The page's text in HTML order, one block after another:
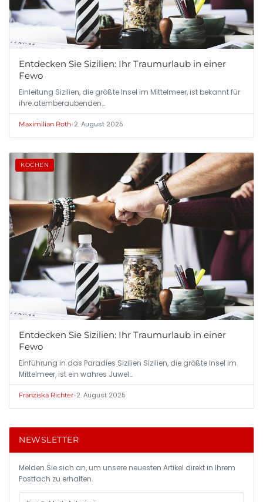
Entdecken Sie Sizilien: Ihr Traumurlaub in einer
Fewo
Einleitung Sizilien, die größte Insel im Mittelmeer, ist bekannt für
ihre atemberaubenden…
Maximilian Roth•2. August 2025
KOCHEN
Entdecken Sie Sizilien: Ihr Traumurlaub in einer
Fewo
Einführung in das Paradies Sizilien Sizilien, die größte Insel im
Mittelmeer, ist ein wahres Juwel…
Franziska Richter•2. August 2025
NEWSLETTER
Melden Sie sich an, um unsere neuesten Artikel direkt in Ihrem
Postfach zu erhalten.